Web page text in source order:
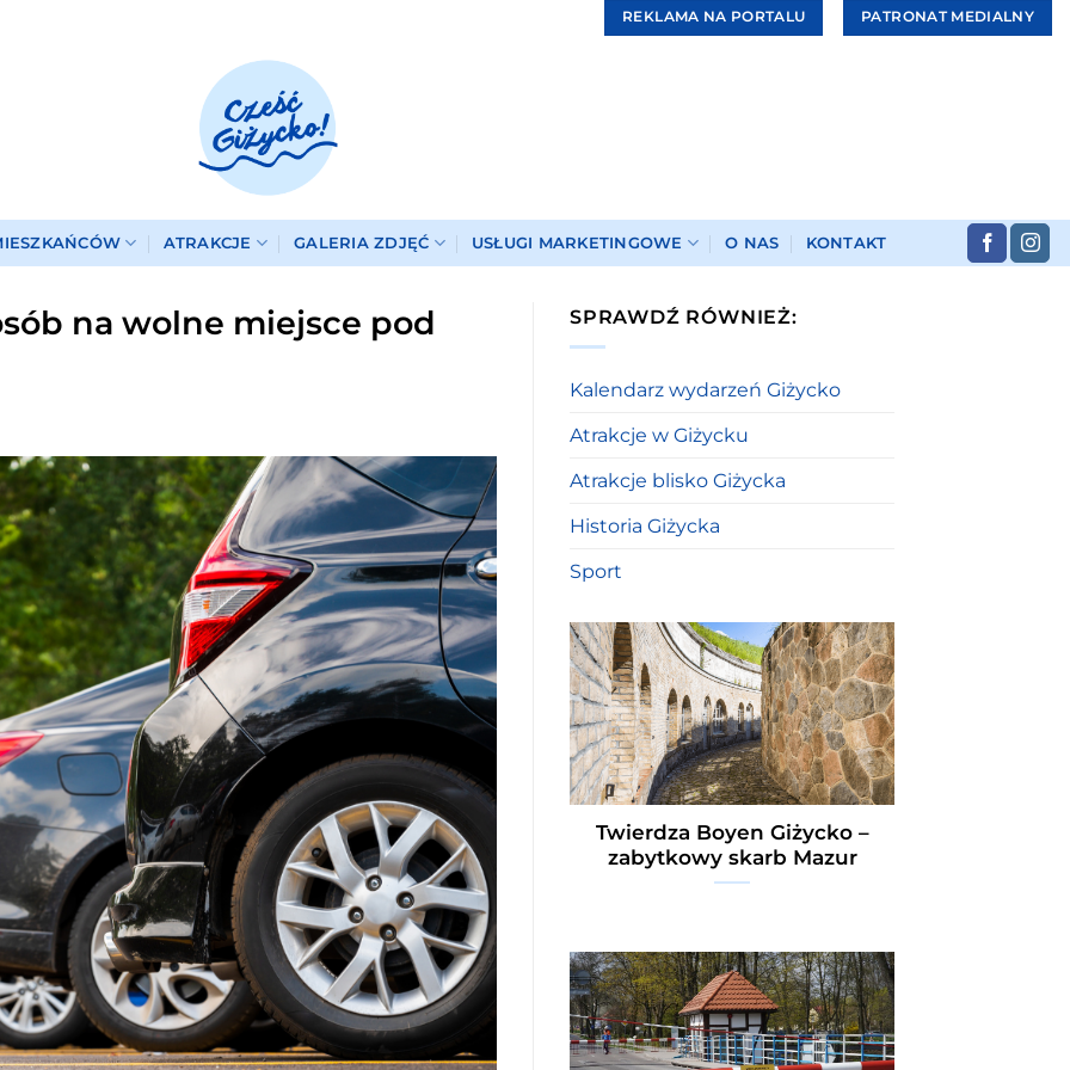
REKLAMA NA PORTALU PATRONAT MEDIALNY
ATRAKCJE GALERIA ZDJĘĆ USŁUGI MARKETINGOWE O NAS KONTAKT
na wolne miejsce pod SPRAWDŹ RÓWNIEŻ:
Kalendarz wydarzeń Giżycko
Atrakcje w Giżycku
Atrakcje blisko Giżycka
Historia Giżycka
Sport
Twierdza Boyen Giżycko –
zabytkowy skarb Mazur